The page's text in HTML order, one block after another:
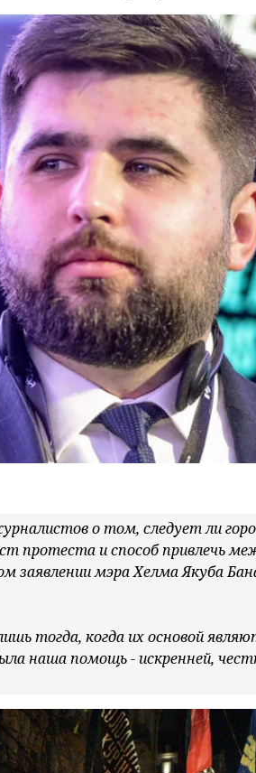
о том, следует ли
протеста и способ привлечь
заявлении мэра Хелма Якуба
тогда, когда их основой
наша помощь - искренней,